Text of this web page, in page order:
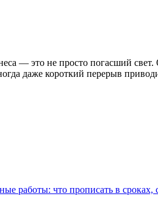
— это не просто погасший
даже короткий перерыв